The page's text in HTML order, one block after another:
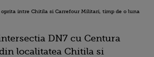
DN7 cu Centura
localitatea Chitila si